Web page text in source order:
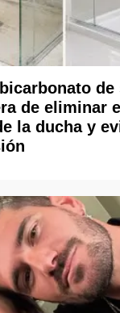
de eliminar
la ducha y